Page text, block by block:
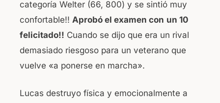
categoría Welter (66, 800) y se sintió muy
confortable!! Aprobó el examen con un 10
felicitado!! Cuando se dijo que era un rival
demasiado riesgoso para un veterano que
vuelve «a ponerse en marcha».
Lucas destruyo física y emocionalmente a